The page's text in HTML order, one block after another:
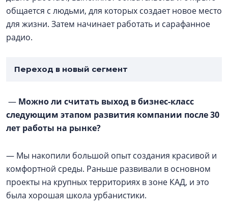
общается с людьми, для которых создает новое место
для жизни. Затем начинает работать и сарафанное
радио.
Переход в новый сегмент
— Можно ли считать выход в бизнес-класс
следующим этапом развития компании после 30
лет работы на рынке?
— Мы накопили большой опыт создания красивой и
комфортной среды. Раньше развивали в основном
проекты на крупных территориях в зоне КАД, и это
была хорошая школа урбанистики.